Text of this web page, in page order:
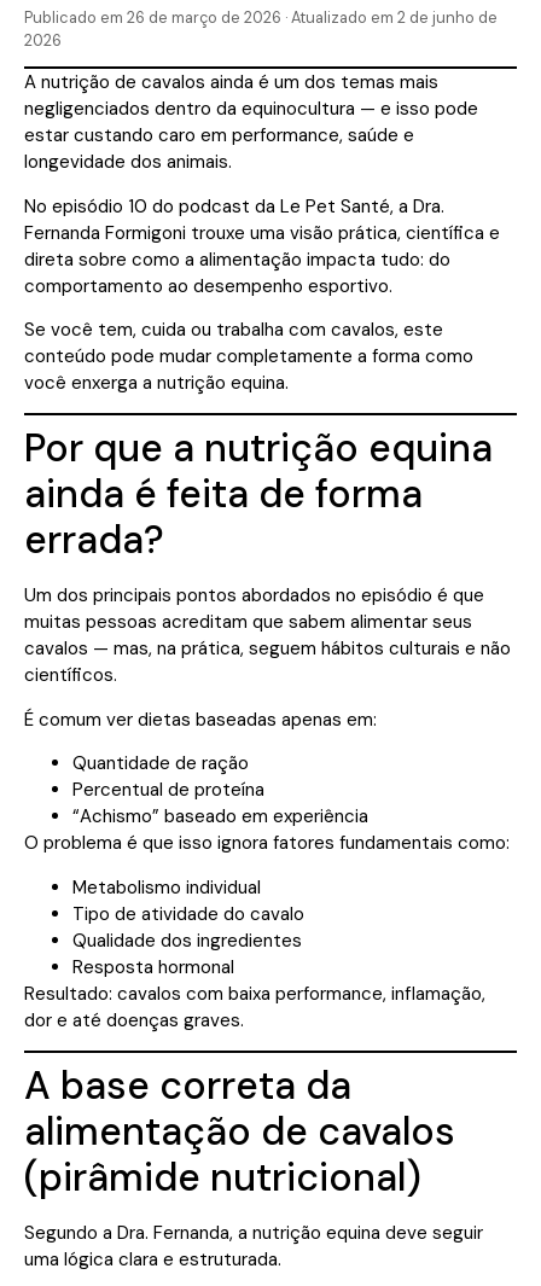
Publicado em 26 de março de 2026 · Atualizado em 2 de junho de
2026
A nutrição de cavalos ainda é um dos temas mais
negligenciados dentro da equinocultura — e isso pode
estar custando caro em performance, saúde e
longevidade dos animais.
No episódio 10 do podcast da Le Pet Santé, a Dra.
Fernanda Formigoni trouxe uma visão prática, científica e
direta sobre como a alimentação impacta tudo: do
comportamento ao desempenho esportivo.
Se você tem, cuida ou trabalha com cavalos, este
conteúdo pode mudar completamente a forma como
você enxerga a nutrição equina.
Por que a nutrição equina
ainda é feita de forma
errada?
Um dos principais pontos abordados no episódio é que
muitas pessoas acreditam que sabem alimentar seus
cavalos — mas, na prática, seguem hábitos culturais e não
científicos.
É comum ver dietas baseadas apenas em:
Quantidade de ração
Percentual de proteína
“Achismo” baseado em experiência
O problema é que isso ignora fatores fundamentais como:
Metabolismo individual
Tipo de atividade do cavalo
Qualidade dos ingredientes
Resposta hormonal
Resultado: cavalos com baixa performance, inflamação,
dor e até doenças graves.
A base correta da
alimentação de cavalos
(pirâmide nutricional)
Segundo a Dra. Fernanda, a nutrição equina deve seguir
uma lógica clara e estruturada.